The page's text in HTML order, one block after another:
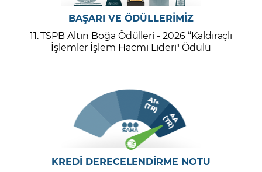
BAŞARI VE ÖDÜLLERİMİZ
11. TSPB Altın Boğa Ödülleri - 2026 “Kaldıraçlı
İşlemler İşlem Hacmi Lideri" Ödülü
KREDİ DERECELENDİRME NOTU